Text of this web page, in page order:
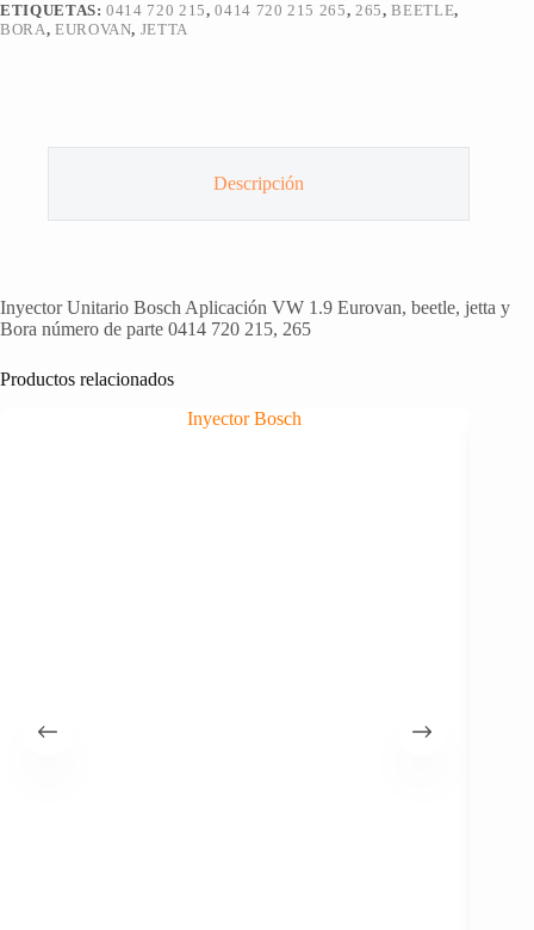
ETIQUETAS:0414 720 215,0414 720 215 265, 265,BEETLE,
BORA, EUROVAN, JETTA
Descripción
Inyector Unitario Bosch Aplicación VW 1.9 Eurovan, beetle, jetta y
Bora número de parte 0414 720 215, 265
Productos relacionados